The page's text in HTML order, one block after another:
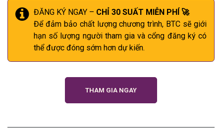
ĐĂNG KÝ NGAY – CHỈ 30 SUẤT MIỄN PHÍ 🚀
Để đảm bảo chất lượng chương trình, BTC sẽ giới
hạn số lượng người tham gia và cổng đăng ký có
thể được đóng sớm hơn dự kiến.
THAM GIA NGAY